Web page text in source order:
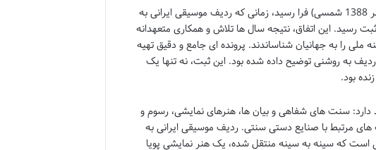
لحظه تاریخی برای موسیقی ایرانی در تاریخ 30 سپتامبر 2009 (8 مهر 1388 شمسی) فرا رسید، زمانی که ردیف موسیقی ایرانی به
این اتفاق، نتیجه سال ها تلاش و همکاری متعهدانه
ملی را به جهانیان شناساندند. پرونده ای جامع و دقیق تهیه
به روشنی توضیح داده شده بود. این ثبت، نه تنها یک
بود.
دارد: سنت های شفاهی و بیان ها، هنرهای نمایشی، رسوم و
مرتبط با صنایع دستی سنتی. ردیف موسیقی ایرانی به
که سینه به سینه منتقل شده، یک هنر نمایشی پویا